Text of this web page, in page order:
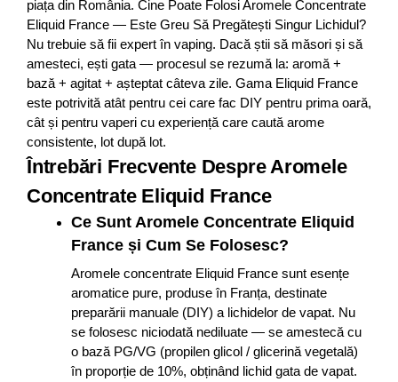
piața din România. Cine Poate Folosi Aromele Concentrate
Eliquid France — Este Greu Să Pregătești Singur Lichidul?
Nu trebuie să fii expert în vaping. Dacă știi să măsori și să
amesteci, ești gata — procesul se rezumă la: aromă +
bază + agitat + așteptat câteva zile. Gama Eliquid France
este potrivită atât pentru cei care fac DIY pentru prima oară,
cât și pentru vaperi cu experiență care caută arome
consistente, lot după lot.
Întrebări Frecvente Despre Aromele
Concentrate Eliquid France
Ce Sunt Aromele Concentrate Eliquid
France și Cum Se Folosesc?
Aromele concentrate Eliquid France sunt esențe
aromatice pure, produse în Franța, destinate
preparării manuale (DIY) a lichidelor de vapat. Nu
se folosesc niciodată nediluate — se amestecă cu
o bază PG/VG (propilen glicol / glicerină vegetală)
în proporție de 10%, obținând lichid gata de vapat.